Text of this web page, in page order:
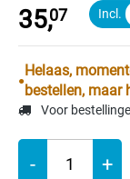
35,07
Helaas,
bestellen, maar
Voor
- +